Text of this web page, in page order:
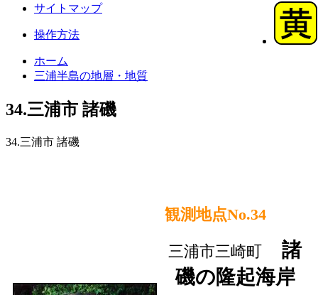
サイトマップ
操作方法
ホーム
三浦半島の地層・地質
34.三浦市 諸磯
34.三浦市 諸磯
観測地点No.34
三浦市三崎町
諸
磯の隆起海岸